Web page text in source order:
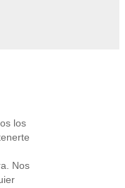
los
Nos